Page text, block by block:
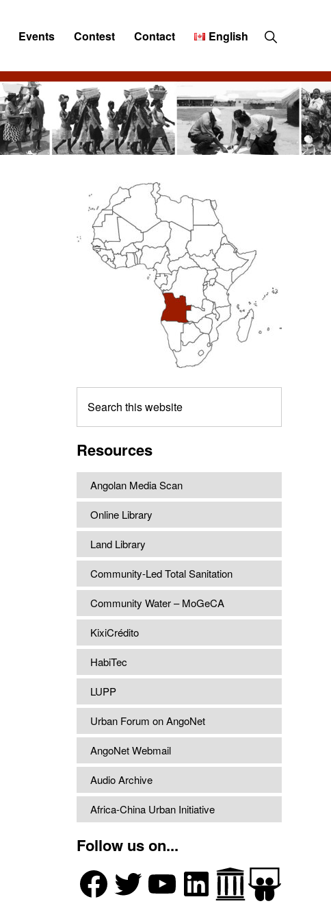
Events Contest Contact English Show
Search
Primary
Sidebar
this
Resources
Angolan Media Scan
Online Library
Land Library
Community-Led Total Sanitation
Community Water – MoGeCA
KixiCrédito
HabiTec
LUPP
Urban Forum on AngoNet
AngoNet Webmail
Audio Archive
Africa-China Urban Initiative
Follow us on...